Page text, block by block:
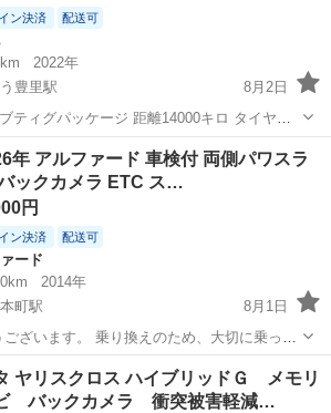
ン決済 配送可
2022年
豊里駅
8月2日
ティグパッケージ 距離14000キロ タイヤグ
) ＪＢＬスピーカー パナラマガラスルーフ
上品でオシャレな白色本革シート シートヒー
どう豊里駅 その他
年 アルファード 車検付 両側パワスラ
ックカメラ ETC ス…
円
ン決済 配送可
ード
2014年
町駅
8月1日
のため、大切に乗って
日常的に使用しておりま
があります。 写真枚数制限で同じ
くだ...
上本町駅 アルファード
ヤリスクロス ハイブリッドＧ メモリ
バックカメラ 衝突被害軽減…